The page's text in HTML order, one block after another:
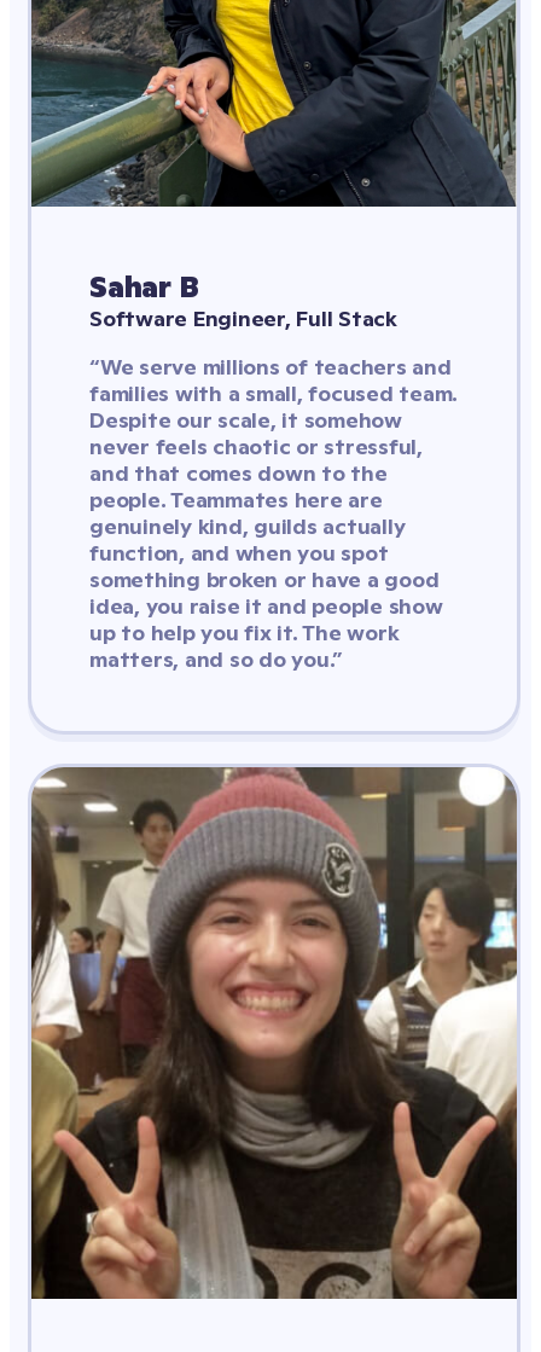
Sahar B
Software Engineer, Full Stack
“We serve millions of teachers and
families with a small, focused team.
Despite our scale, it somehow
never feels chaotic or stressful,
and that comes down to the
people. Teammates here are
genuinely kind, guilds actually
function, and when you spot
something broken or have a good
idea, you raise it and people show
up to help you fix it. The work
matters, and so do you.”